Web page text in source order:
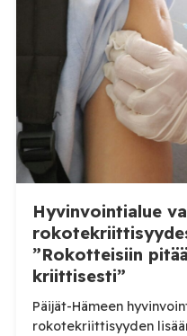
Hyvinvointialue
”Rokotteisiin
kriittisesti”
Päijät-Hämeen
rokotekriittisyyden